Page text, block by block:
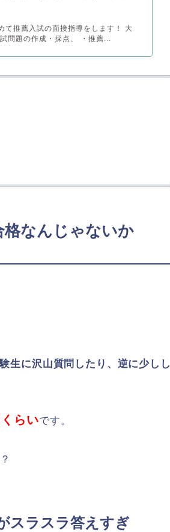
て推薦入試の面接指導をします！ 大
問題の作成・採点、 ・推薦...
格なんじゃないか
生に沢山質問したり、逆に少しし
らいです。
スラスラ答えすぎ